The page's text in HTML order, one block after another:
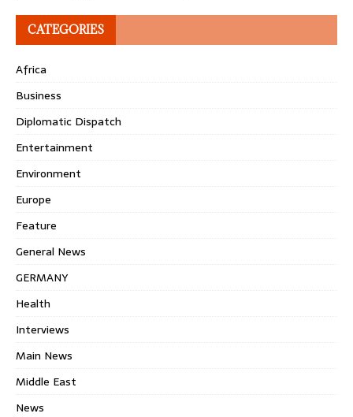
CATEGORIES
Africa
Business
Diplomatic Dispatch
Entertainment
Environment
Europe
Feature
General News
GERMANY
Health
Interviews
Main News
Middle East
News